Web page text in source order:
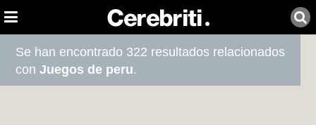
Se han encontrado 322 resultados relacionados
conJuegos de peru.